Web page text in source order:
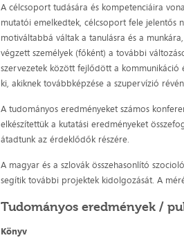
A célcsoport tudására és kompetenciáira
mutatói emelkedtek, célcsoport fele jelentős
motiváltabbá váltak a tanulásra és a
végzett személyek (főként) a további
szervezetek között fejlődött a
ki, akiknek továbbképzése a szupervízió
A tudományos eredményeket számos
elkészítettük a kutatási eredményeket
átadtunk az érdeklődők részére.
A magyar és a szlovák összehasonlító
segítik további projektek kidolgozását. A
Tudományos eredmények /
Könyv